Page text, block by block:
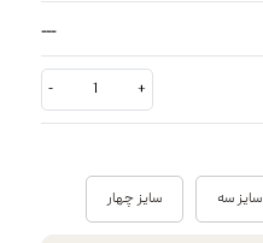
---
+
-
سایز سه سایز چهار